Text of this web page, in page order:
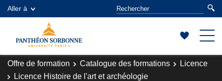
Aller à
Offre de formation Catalogue des formations
Licence
Licence Histoire de l'art et archéologie